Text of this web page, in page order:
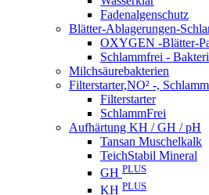
Fadenalgenschutz
Blätter-Ablagerungen-
OXYGEN -Blätter-
Schlammfrei -
Milchsäurebakterien
Filterstarter,NO² -,
Filterstarter
SchlammFrei
Aufhärtung KH / GH / pH
Tansan Muschelkalk
TeichStabil Mineral
GH PLUS
KH PLUS